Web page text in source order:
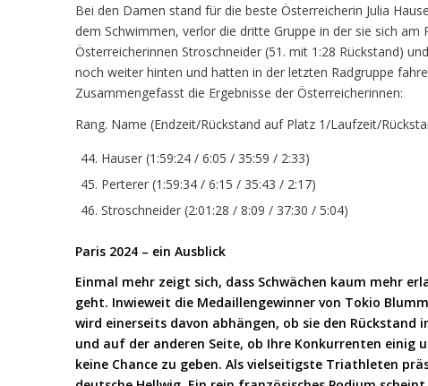
Bei den Damen stand für die beste Österreicherin Julia
dem Schwimmen, verlor die dritte Gruppe in der sie sich
Österreicherinnen Stroschneider (51. mit 1:28 Rückstand)
noch weiter hinten und hatten in der letzten Radgruppe
Zusammengefasst die Ergebnisse der Österreicherinnen:
Rang. Name (Endzeit/Rückstand auf Platz 1/Laufzeit/
Hauser (1:59:24 / 6:05 / 35:59 / 2:33)
Perterer (1:59:34 / 6:15 / 35:43 / 2:17)
Stroschneider (2:01:28 / 8:09 / 37:30 / 5:04)
Paris 2024 – ein Ausblick
Einmal mehr zeigt sich, dass Schwächen kaum mehr
geht. Inwieweit die Medaillengewinner von Tokio
wird einerseits davon abhängen, ob sie den Rückstand
und auf der anderen Seite, ob Ihre Konkurrenten einig
keine Chance zu geben. Als vielseitigste Triathleten